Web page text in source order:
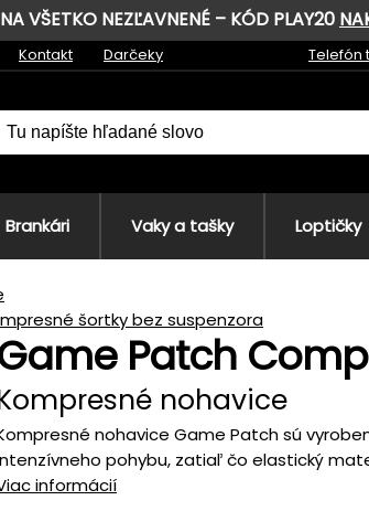
VŠETKO NEZĽAVNENÉ – KÓD PLAY20
Kontakt Darčeky Telefón
Brankári Vaky a tašky Loptičky
šortky bez suspenzora
Patch
nohavice
nohavice Game Patch sú
pohybu, zatiaľ čo elastický
informácií